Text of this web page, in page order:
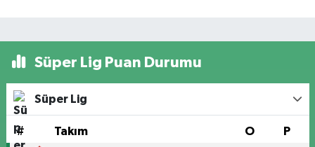
Süper Lig Puan Durumu
Süper Lig
# Takım O P